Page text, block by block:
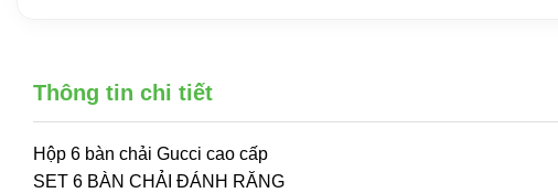
Thông tin chi tiết
Hộp 6 bàn chải Gucci cao cấp
SET 6 BÀN CHẢI ĐÁNH RĂNG